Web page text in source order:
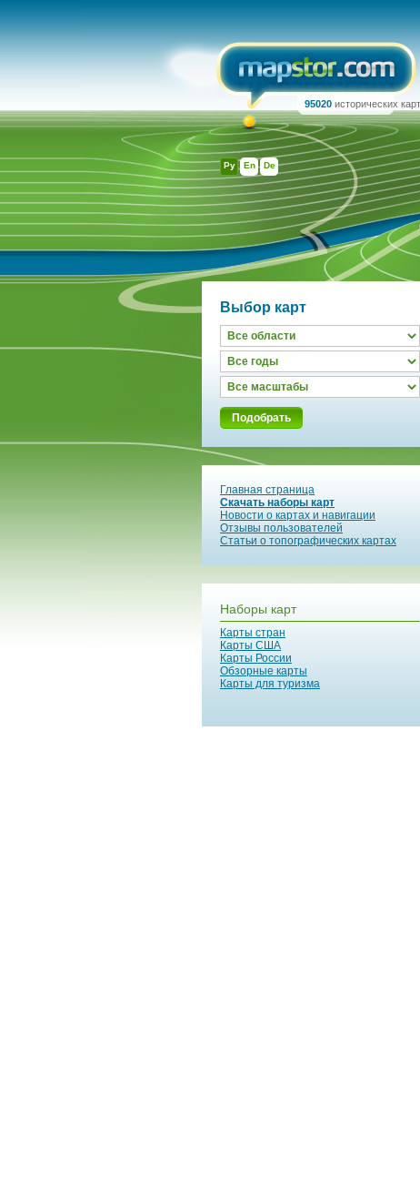
Ру En De
95020 исторических карт
Выбор карт
Подобрать
Главная страница
Скачать наборы карт
Новости о картах и навигации
Отзывы пользователей
Статьи о топографических картах
Наборы карт
Карты стран
Карты США
Карты России
Обзорные карты
Карты для туризма